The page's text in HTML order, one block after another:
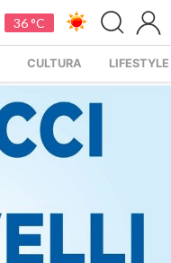
36 °C
CULTURA LIFESTYLE